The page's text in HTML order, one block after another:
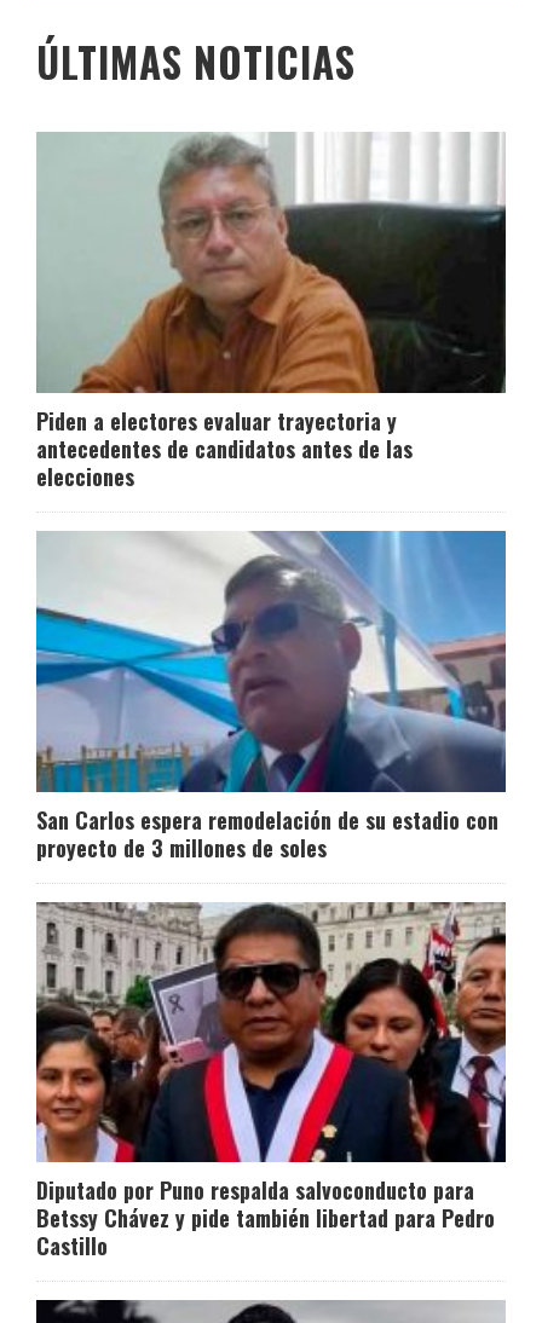
ÚLTIMAS NOTICIAS
Piden a electores evaluar trayectoria y
antecedentes de candidatos antes de las
elecciones
San Carlos espera remodelación de su estadio con
proyecto de 3 millones de soles
Diputado por Puno respalda salvoconducto para
Betssy Chávez y pide también libertad para Pedro
Castillo